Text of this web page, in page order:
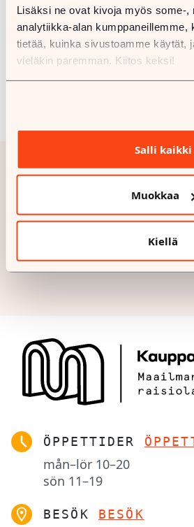
Lisäksi ne ovat kivoja myös some-,
analytiikka-alan kumppaneillemme,
tietää, kuinka sivustoamme käytät,
vieläkin paremman. Kiitos keksi!
Salli kaikki
Muokkaa
Kiellä
ÖPPETTIDER
mån–lör 10–20
sön 11–19
BESÖK BESÖK